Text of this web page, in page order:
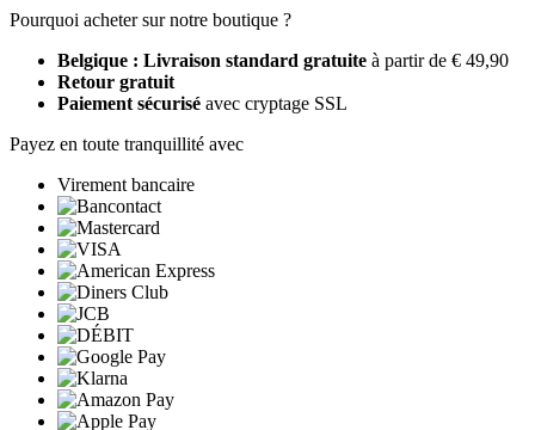
Pourquoi acheter sur notre boutique ?
Belgique : Livraison standard gratuite à partir de € 49,90
Retour gratuit
Paiement sécurisé avec cryptage SSL
Payez en toute tranquillité avec
Virement bancaire